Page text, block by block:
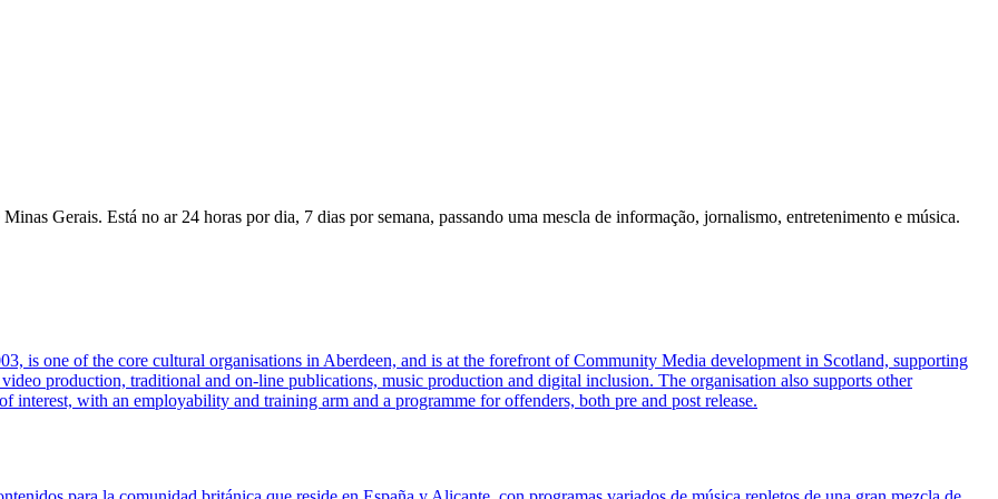
Gerais. Está no ar 24 horas por dia, 7 dias por semana, passando uma mescla de informação, jornalismo, entretenimento e música.
is one of the core cultural organisations in Aberdeen, and is at the forefront of Community Media development in Scotland, supporting
production, traditional and on-line publications, music production and digital inclusion. The organisation also supports other
interest, with an employability and training arm and a programme for offenders, both pre and post release.